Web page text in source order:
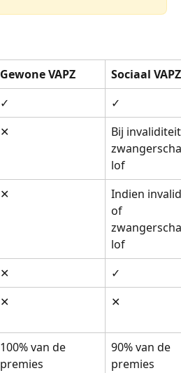
Gewone VAPZ
Sociaal VAPZ
✓
✓
✕
Bij
lof
✕
Indien
of
lof
✕
✓
✕ ✕
100% van de
premies
90% van de
premies